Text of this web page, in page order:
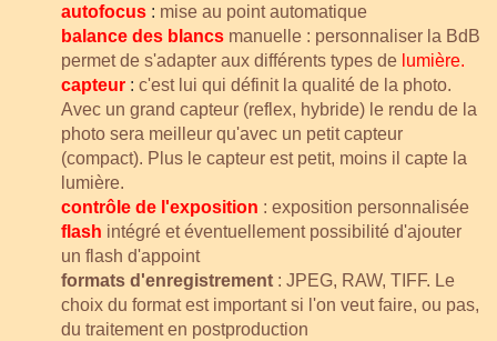
autofocus : mise au point automatique
balance des blancs manuelle : personnaliser la BdB
permet de s'adapter aux différents types de lumière.
capteur : c'est lui qui définit la qualité de la photo.
Avec un grand capteur (reflex, hybride) le rendu de la
photo sera meilleur qu'avec un petit capteur
(compact). Plus le capteur est petit, moins il capte la
lumière.
contrôle de l'exposition : exposition personnalisée
flash intégré et éventuellement possibilité d'ajouter
un flash d'appoint
formats d'enregistrement : JPEG, RAW, TIFF. Le
choix du format est important si l'on veut faire, ou pas,
du traitement en postproduction